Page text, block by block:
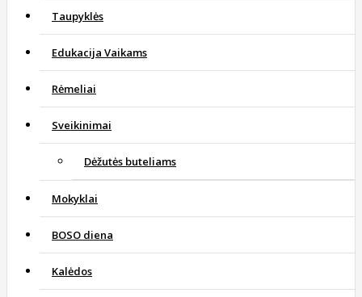
Taupyklės
Edukacija Vaikams
Rėmeliai
Sveikinimai
Dėžutės buteliams
Mokyklai
BOSO diena
Kalėdos